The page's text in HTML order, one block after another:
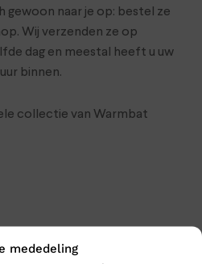
mededeling
gewoon naar je op: bestel ze
Wij verzenden ze op
dag en meestal heeft u uw
binnen.
collectie van Warmbat